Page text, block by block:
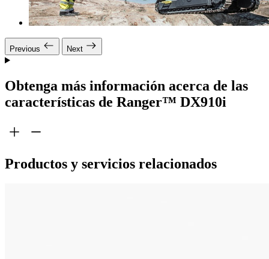
Previous Next
Obtenga más información acerca de las
características de Ranger™ DX910i
Productos y servicios relacionados